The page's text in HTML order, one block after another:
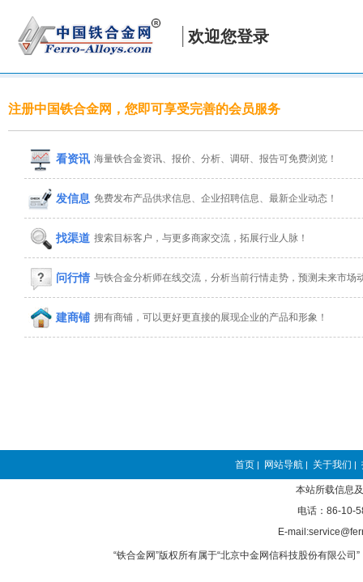
欢迎您登录
注册中国铁合金网，您即可享受完善的会员服务
看资讯 海量铁合金资讯、报价、分析、调研、报告可免费浏览！
发信息 免费发布产品供求信息、企业招聘信息、最新企业动态！
找渠道 搜索目标客户，与更多商家交流，拓展行业人脉！
问行情 与铁合金分析师在线交流，分析当前行情走势，预测未来市场
建商铺 拥有商铺，可以更好更直接的展现企业的产品和形象！
首页 | 网站导航 | 关于我们 |
本站所载信息
电话：86-10-
E-
“铁合金网”版权所有属于“北京中金网信科技股份有限公司